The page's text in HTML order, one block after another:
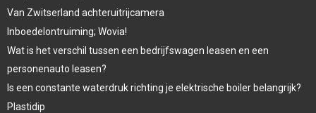
Van Zwitserland achteruitrijcamera
Inboedelontruiming; Wovia!
Wat is het verschil tussen een bedrijfswagen leasen en een
personenauto leasen?
Is een constante waterdruk richting je elektrische boiler belangrijk?
Plastidip